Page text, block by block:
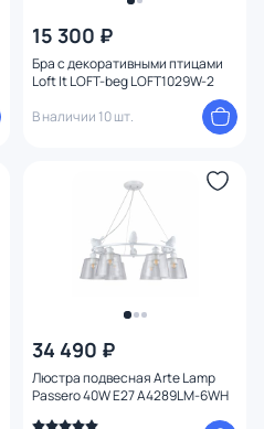
15 300 ₽
Бра с декоративными птицами
Loft It LOFT-beg LOFT1029W-2
В наличии 10 шт.
34 490 ₽
Люстра подвесная Arte Lamp
Passero 40W E27 A4289LM-6WH